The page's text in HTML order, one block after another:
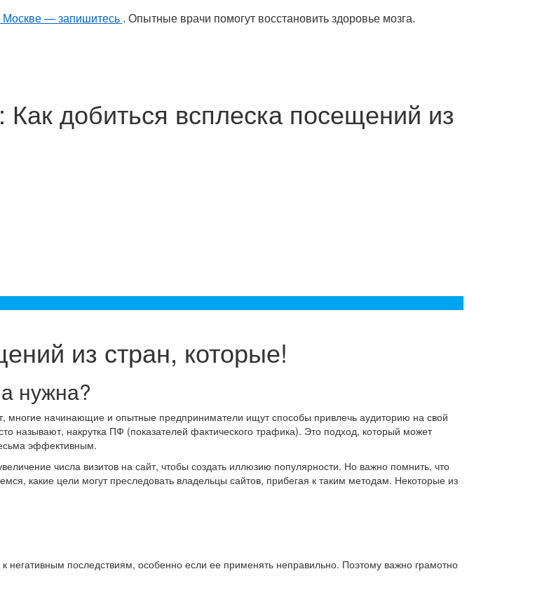
Москве — запишитесь . Опытные врачи помогут восстановить здоровье мозга.
добиться всплеска посещений из
из стран, которые!
нужна?
многие начинающие и опытные предприниматели ищут способы привлечь аудиторию на свой
называют, накрутка ПФ (показателей фактического трафика). Это подход, который может
эффективным.
числа визитов на сайт, чтобы создать иллюзию популярности. Но важно помнить, что
какие цели могут преследовать владельцы сайтов, прибегая к таким методам. Некоторые из
последствиям, особенно если ее применять неправильно. Поэтому важно грамотно